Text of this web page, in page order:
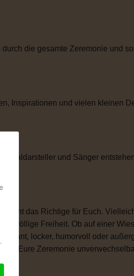
die gesamte Zeremonie und
Inspirationen und vielen kleinen
und Sänger
nicht das Richtige für Euch.
völlige Freiheit. Ob auf einer
locker, humorvoll oder
Eure Zeremonie